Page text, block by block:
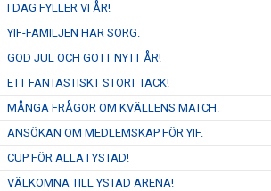
I DAG FYLLER VI ÅR!
YIF-FAMILJEN HAR SORG.
GOD JUL OCH GOTT NYTT ÅR!
ETT FANTASTISKT STORT TACK!
MÅNGA FRÅGOR OM KVÄLLENS MATCH.
ANSÖKAN OM MEDLEMSKAP FÖR YIF.
CUP FÖR ALLA I YSTAD!
VÄLKOMNA TILL YSTAD ARENA!